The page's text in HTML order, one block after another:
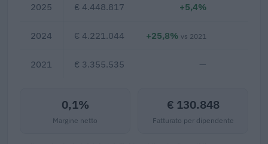
2025 € 4.448.817 +5,4%
2024 € 4.221.044 +25,8% vs 2021
2021 € 3.355.535 —
0,1%
Margine netto
€ 130.848
Fatturato per dipendente